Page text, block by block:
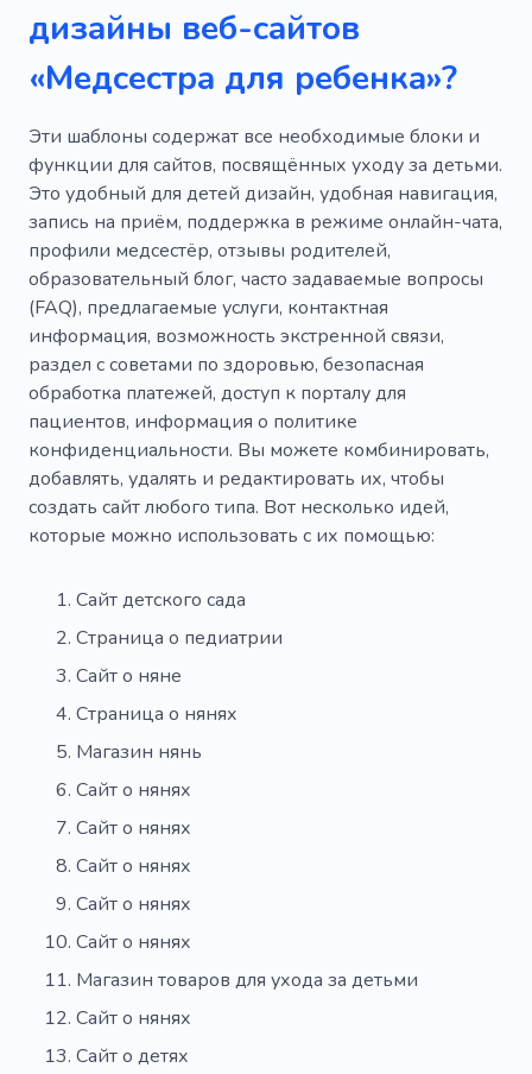
Медсестра
Медсестра
Помощь
Охранник для ребенка
Друзья
Детская парикмахерская
Подросток
Ребята
Детский конно-спортивный клуб
Верховая езда
Групповые занятия
дизайны веб-сайтов
«Медсестра для ребенка»?
Эти шаблоны содержат все необходимые блоки и
функции для сайтов, посвящённых уходу за детьми.
Это удобный для детей дизайн, удобная навигация,
запись на приём, поддержка в режиме онлайн-чата,
профили медсестёр, отзывы родителей,
образовательный блог, часто задаваемые вопросы
(FAQ), предлагаемые услуги, контактная
информация, возможность экстренной связи,
раздел с советами по здоровью, безопасная
обработка платежей, доступ к порталу для
пациентов, информация о политике
конфиденциальности. Вы можете комбинировать,
добавлять, удалять и редактировать их, чтобы
создать сайт любого типа. Вот несколько идей,
которые можно использовать с их помощью:
Сайт детского сада
Страница о педиатрии
Сайт о няне
Страница о нянях
Магазин нянь
Сайт о нянях
Сайт о нянях
Сайт о нянях
Сайт о нянях
Сайт о нянях
Магазин товаров для ухода за детьми
Сайт о нянях
Сайт о детях